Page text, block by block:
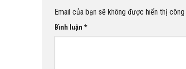
Email của bạn sẽ không được hiển thị công
Bình luận *